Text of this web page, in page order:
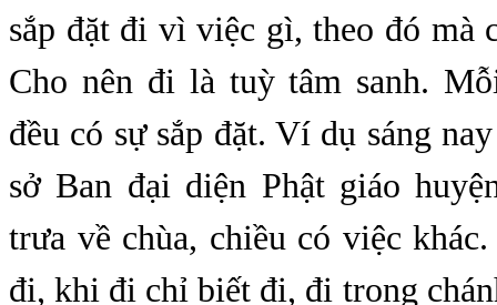
sắp đặt đi vì việc gì, theo đó mà
Cho nên đi là tuỳ tâm sanh.
đều có sự sắp đặt. Ví dụ sáng
sở Ban đại diện Phật giáo
trưa về chùa, chiều có việc
đi, khi đi chỉ biết đi, đi trong